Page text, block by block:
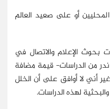
أو على صعيد العالم
بحوث الإعلام والاتصال في
ندر من الدراسات- قيمة مضافة
أني لا أوافق على أن الخلل
لهذه الدراسات.